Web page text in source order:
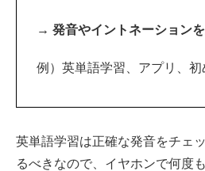
→ 発音やイントネーション
例）英単語学習、アプリ、
英単語学習は正確な発音をチェ
るべきなので、イヤホンで何度